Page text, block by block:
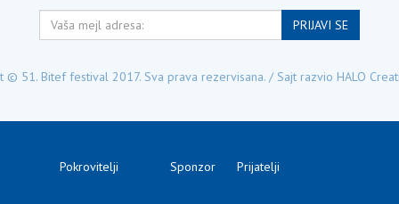
Vaša
mejl
PRIJAVI SE
© 51. Bitef festival 2017. Sva prava rezervisana. / Sajt razvio HALO
Pokrovitelji Sponzor Prijatelji